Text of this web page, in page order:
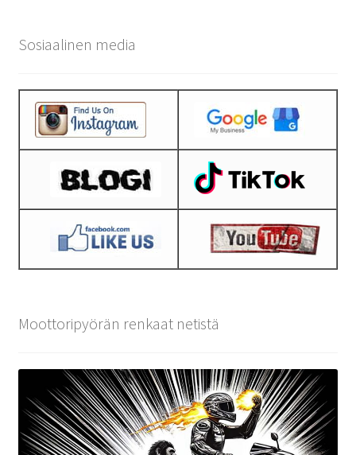
Sosiaalinen media
Moottoripyörän renkaat netistä